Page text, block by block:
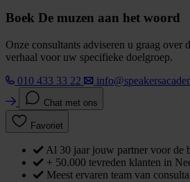
Boek De muzen aan het woord
Onze consultants adviseren u graag over
verhaal voor uw specifieke doelgroep.
010 433 33 22
Chat met ons
Favoriet
Al 30 jaar jouw partner voor de
+ 50.000 tevreden klanten in
Meest ervaren team van